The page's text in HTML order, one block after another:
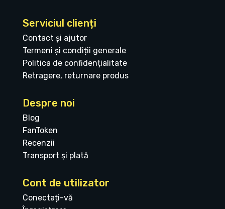
Serviciul clienți
Contact și ajutor
Termeni și condiții generale
Politica de confidențialitate
Retragere, returnare produs
Despre noi
Blog
FanToken
Recenzii
Transport și plată
Cont de utilizator
Conectați-vă